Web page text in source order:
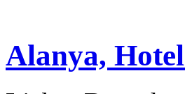
Alanya,